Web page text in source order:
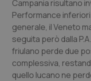
Campania risultano
Performance
generale, il Veneto
seguita però dalla
friulano perde due
complessiva,
quello lucano ne